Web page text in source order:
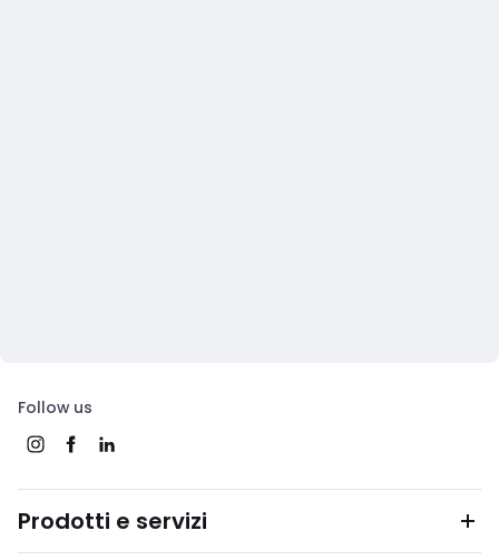
Follow us
Prodotti e servizi